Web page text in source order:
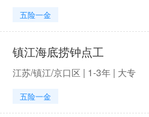
五险一金
镇江海底捞钟点工
江苏/镇江/京口区 | 1-3年 | 大专
五险一金